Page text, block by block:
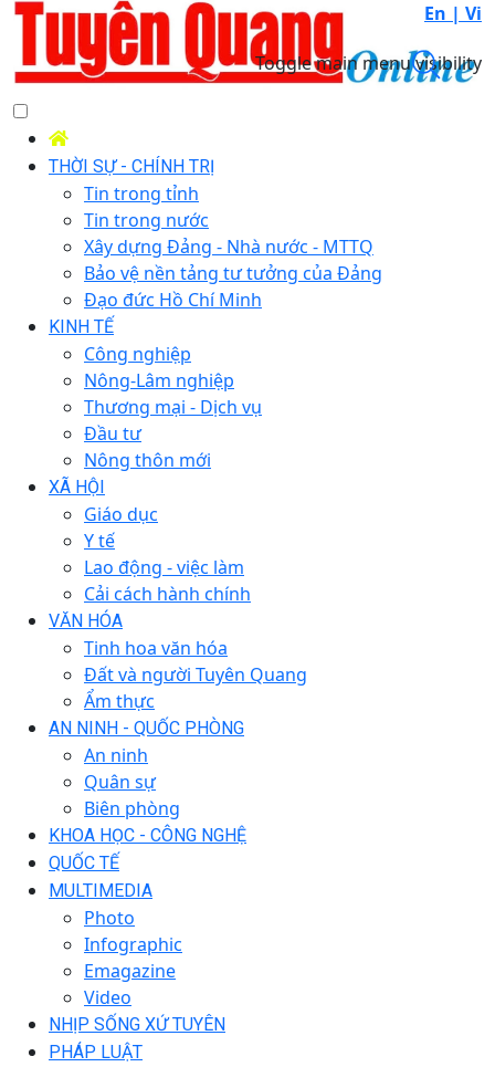
En | Vi
Toggle main menu visibility
THỜI SỰ - CHÍNH TRỊ
Tin trong tỉnh
Tin trong nước
Xây dựng Đảng - Nhà nước - MTTQ
Bảo vệ nền tảng tư tưởng của Đảng
Đạo đức Hồ Chí Minh
KINH TẾ
Công nghiệp
Nông-Lâm nghiệp
Thương mại - Dịch vụ
Đầu tư
Nông thôn mới
XÃ HỘI
Giáo dục
Y tế
Lao động - việc làm
Cải cách hành chính
VĂN HÓA
Tinh hoa văn hóa
Đất và người Tuyên Quang
Ẩm thực
AN NINH - QUỐC PHÒNG
An ninh
Quân sự
Biên phòng
KHOA HỌC - CÔNG NGHỆ
QUỐC TẾ
MULTIMEDIA
Photo
Infographic
Emagazine
Video
NHỊP SỐNG XỨ TUYÊN
PHÁP LUẬT